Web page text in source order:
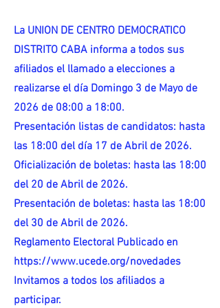
La UNION DE CENTRO DEMOCRATICO
DISTRITO CABA informa a todos sus
afiliados el llamado a elecciones a
realizarse el día Domingo 3 de Mayo de
2026 de 08:00 a 18:00.
Presentación listas de candidatos: hasta
las 18:00 del día 17 de Abril de 2026.
Oficialización de boletas: hasta las 18:00
del 20 de Abril de 2026.
Presentación de boletas: hasta las 18:00
del 30 de Abril de 2026.
Reglamento Electoral Publicado en
https://www.ucede.org/novedades
Invitamos a todos los afiliados a
participar.